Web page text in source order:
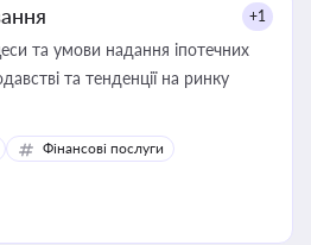
+1
та умови надання іпотечних
та тенденції на ринку
Фінансові послуги